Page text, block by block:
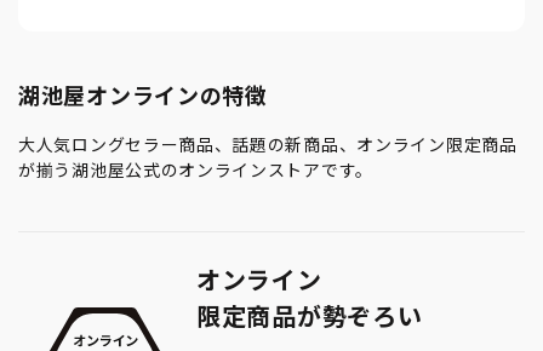
湖池屋オンラインの特徴
大人気ロングセラー商品、話題の新商品、オンライン限定商品
が揃う湖池屋公式のオンラインストアです。
オンライン
限定商品が勢ぞろい